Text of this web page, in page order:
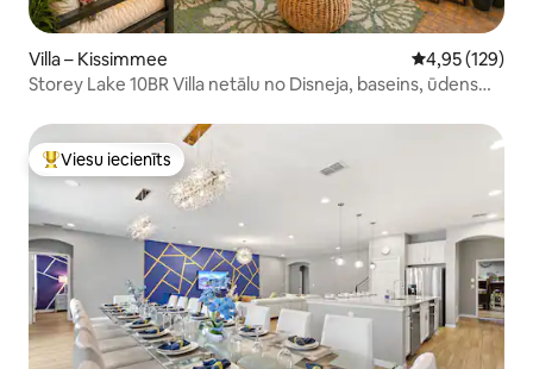
Villa – Kissimmee Vidējais
4,95 (129)
Storey Lake 10BR Villa netālu no Disneja, baseins, ūdens
Populārs viesu iecienīts mājoklis
Viesu iecienīts